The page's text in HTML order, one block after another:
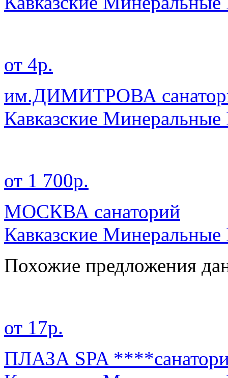
от 4р.
им.ДИМИТРОВА
Кавказские
от 1 700р.
МОСКВА санаторий
Кавказские
Похожие предложения
от 17р.
ПЛАЗА SPA